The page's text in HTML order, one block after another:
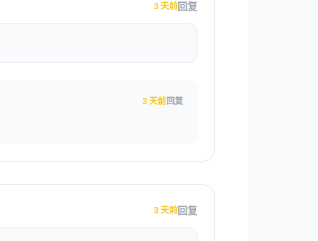
3 天前 回复
3 天前回复
3 天前 回复